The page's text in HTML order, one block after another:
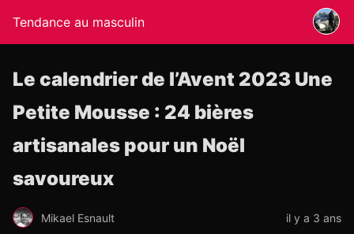
Tendance au masculin
Le calendrier de l’Avent 2023 Une
Petite Mousse : 24 bières
artisanales pour un Noël
savoureux
Mikael Esnault il y a 3 ans